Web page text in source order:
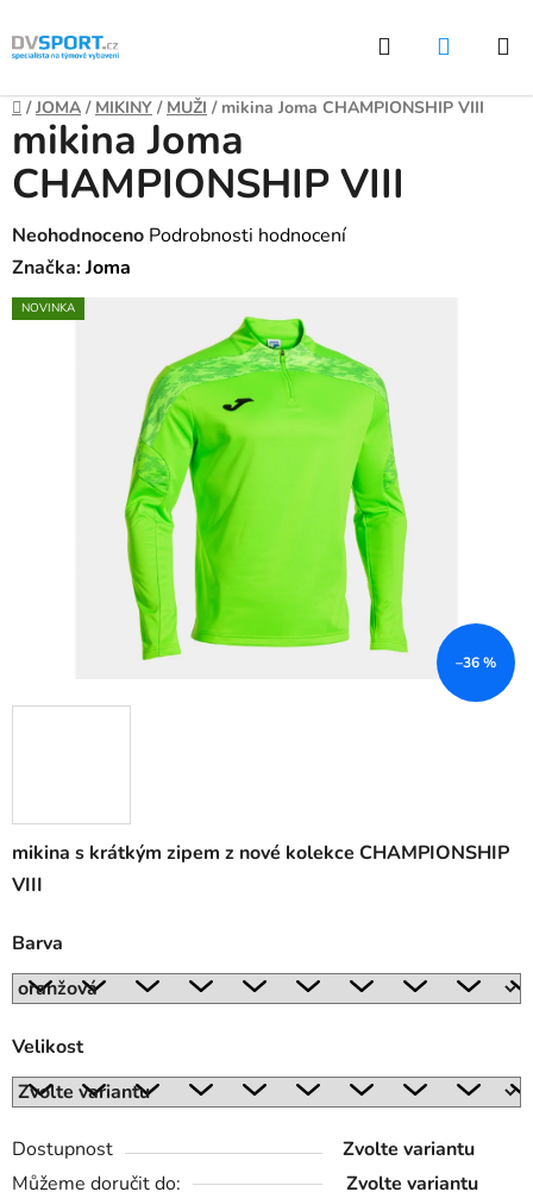
Přejít
na
Hledat
Domů
/ JOMA / MIKINY / MUŽI / mikina Joma CHAMPIONSHIP VIII
mikina s krátkým zipem z nové kolekce CHAMPIONSHIP
VIII
Barva
Velikost
Dostupnost
Zvolte variantu
Můžeme doručit do:
Zvolte variantu
mikina Joma
CHAMPIONSHIP VIII
Průměrné
hodnocení
produktu
Neohodnoceno Podrobnosti hodnocení
Značka:Joma
NOVINKA
–36 %